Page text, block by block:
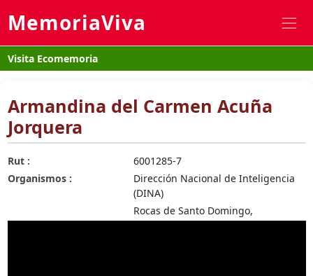
MemoriaViva
Visita Ecomemoria
Armandina del Carmen Acuña
Jorquera
Rut :
6001285-7
Organismos :
Dirección Nacional de Inteligencia
(DINA)
Rocas de Santo Domingo,